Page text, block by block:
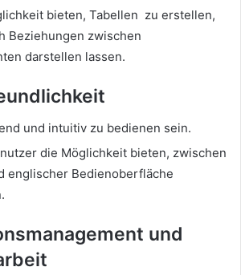
bieten, Tabellen zu erstellen,
Beziehungen zwischen
darstellen lassen.
und intuitiv zu bedienen sein.
die Möglichkeit bieten, zwischen
englischer Bedienoberfläche
und